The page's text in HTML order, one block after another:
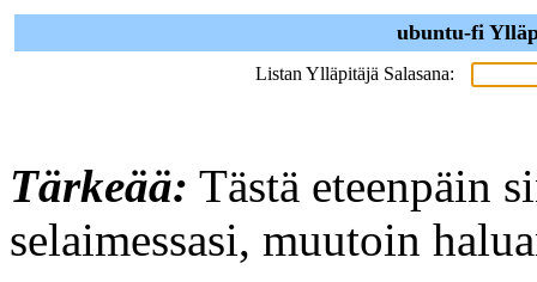
ubuntu-fi
Listan Ylläpitäjä Salasana:
Tärkeää: Tästä eteenpäin
selaimessasi, muutoin